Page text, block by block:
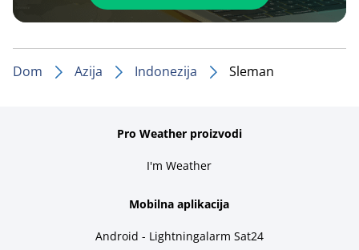
Dom Azija Indonezija Sleman
Pro Weather proizvodi
I'm Weather
Mobilna aplikacija
Android - Lightningalarm Sat24